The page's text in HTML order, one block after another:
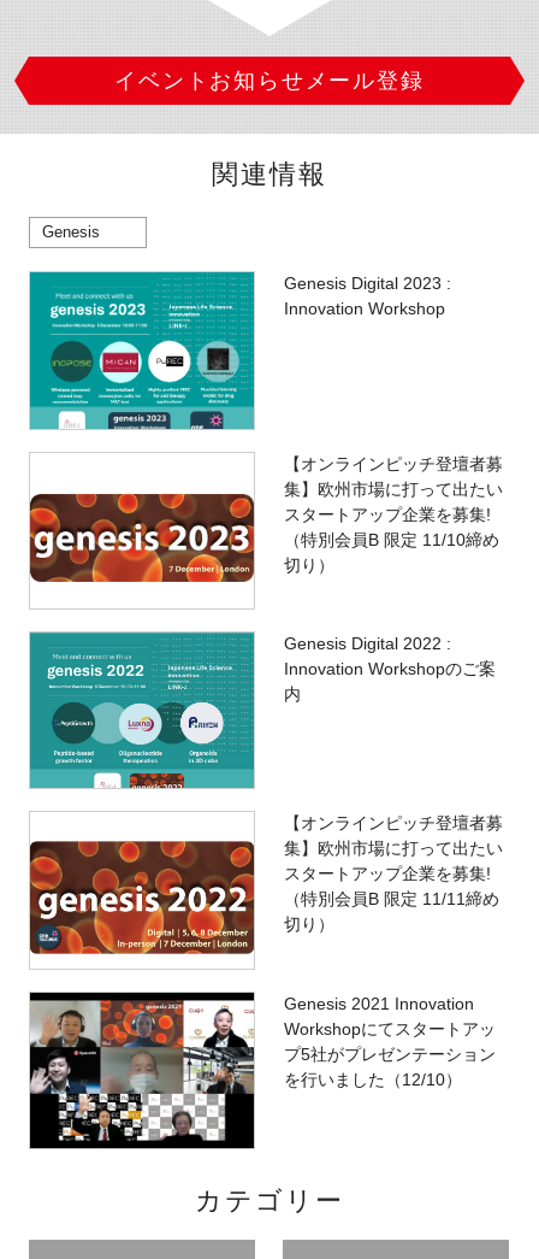
インタビュー・コラム
LINK-Jを知る
施設・アクセス
FAQ
閉じる
イベントお知らせメール登録
関連情報
Genesis
Genesis Digital 2023 :
Innovation Workshop
【オンラインピッチ登壇者募
集】欧州市場に打って出たい
スタートアップ企業を募集!
（特別会員B 限定 11/10締め
切り）
Genesis Digital 2022 :
Innovation Workshopのご案
内
【オンラインピッチ登壇者募
集】欧州市場に打って出たい
スタートアップ企業を募集!
（特別会員B 限定 11/11締め
切り）
Genesis 2021 Innovation
Workshopにてスタートアッ
プ5社がプレゼンテーション
を行いました（12/10）
カテゴリー